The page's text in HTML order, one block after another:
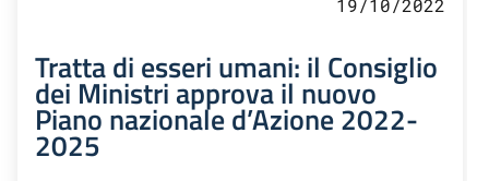
19/10/2022
Tratta di esseri umani: il Consiglio
dei Ministri approva il nuovo
Piano nazionale d’Azione 2022-
2025